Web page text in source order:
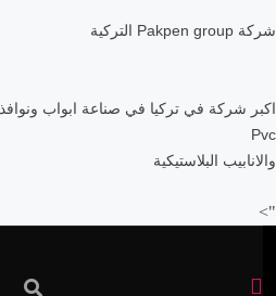
شركة Pakpen group التركية
اكبر شركة في تركيا في صناعة ابواب ونوافذ
Pvc
والانابيب البلاستيكية
">